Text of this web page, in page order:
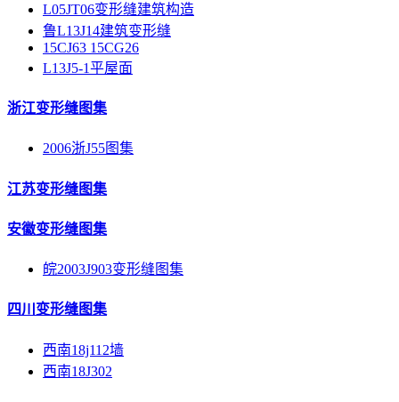
L05JT06变形缝建筑构造
鲁L13J14建筑变形缝
15CJ63 15CG26
L13J5-1平屋面
浙江变形缝图集
2006浙J55图集
江苏变形缝图集
安徽变形缝图集
皖2003J903变形缝图集
四川变形缝图集
西南18j112墙
西南18J302